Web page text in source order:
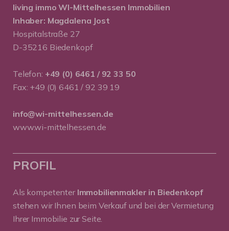
living immo WI-Mittelhessen Immobilien
Inhaber: Magdalena Jost
Hospitalstraße 27
D-35216 Biedenkopf
Telefon: +49 (0) 6461 / 92 33 50
Fax: +49 (0) 6461 / 92 39 19
info@wi-mittelhessen.de
www.wi-mittelhessen.de
PROFIL
Als kompetenter Immobilienmakler in Biedenkopf
stehen wir Ihnen beim Verkauf und bei der Vermietung
Ihrer Immobilie zur Seite.